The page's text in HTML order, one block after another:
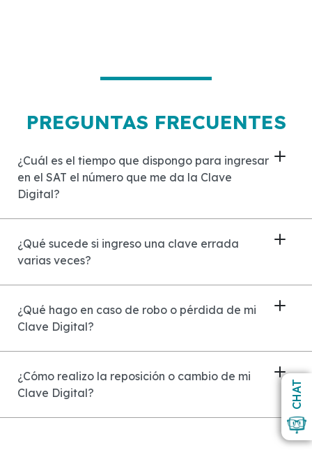
CHAT
PREGUNTAS FRECUENTES
¿Cuál es el tiempo que dispongo para ingresar
en el SAT el número que me da la Clave
Digital?
¿Qué sucede si ingreso una clave errada
varias veces?
¿Qué hago en caso de robo o pérdida de mi
Clave Digital?
¿Cómo realizo la reposición o cambio de mi
Clave Digital?